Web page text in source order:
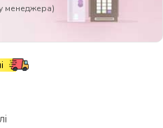
менеджера)